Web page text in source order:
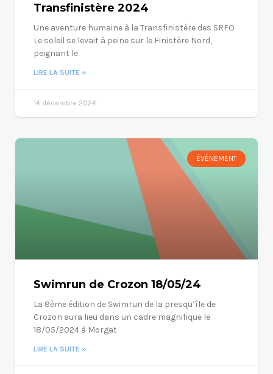
Transfinistère 2024
Une aventure humaine à la Transfinistère des SRFO
Le soleil se levait à peine sur le Finistère Nord,
peignant le
LIRE LA SUITE »
14 décembre 2024
ÉVÈNEMENT
Swimrun de Crozon 18/05/24
La 8ème édition de Swimrun de la presqu’île de
Crozon aura lieu dans un cadre magnifique le
18/05/2024 à Morgat
LIRE LA SUITE »